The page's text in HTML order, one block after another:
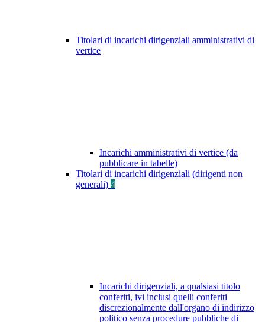
Titolari di incarichi dirigenziali amministrativi di
vertice
Incarichi amministrativi di vertice (da
pubblicare in tabelle)
Titolari di incarichi dirigenziali (dirigenti non
generali) 4
Incarichi dirigenziali, a qualsiasi titolo
conferiti, ivi inclusi quelli conferiti
discrezionalmente dall'organo di indirizzo
politico senza procedure pubbliche di